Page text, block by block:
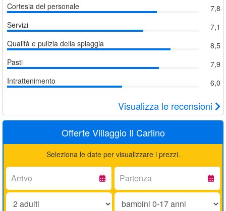
Cortesia del personale
7,8
Servizi
7,1
Qualità e pulizia della spiaggia
8,5
Pasti
7,9
Intrattenimento
6,0
Visualizza le recensioni
Offerte Villaggio Il Carlino
Seleziona le date per visualizzare i prezzi.
Arrivo:
Partenza:
Adulti:
Bambini